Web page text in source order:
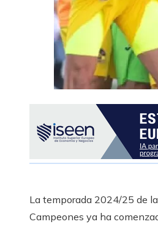
La temporada 2024/25 de
Campeones ya ha